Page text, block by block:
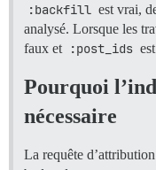
:backfill est vrai,
analysé. Lorsque les
faux et
:post_ids
Pourquoi
nécessaire
La requête